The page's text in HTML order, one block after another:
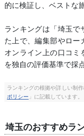
的に検証し、ベストな
ランキングは「埼玉で
た上で、編集部やロー
オンライン上の口コミ
を独自の評価基準で採
ランキングの根拠や詳しい制
ポリシー 」に記載しています。
埼玉のおすすめラ